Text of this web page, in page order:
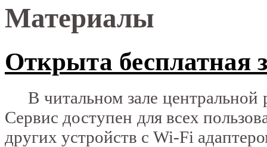
Материалы
Открыта бесплатная
В читальном зале центральной
Сервис доступен для всех
других устройств с Wi-Fi